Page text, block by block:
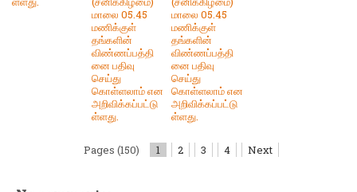
மாலை 05.45
மணிக்குள்
தங்களின்
விண்ணப்பத்தி
னை பதிவு
செய்து
கொள்ளலாம் என
அறிவிக்கப்பட்டு
ள்ளது.
மாலை 05.45
மணிக்குள்
தங்களின்
விண்ணப்பத்தி
னை பதிவு
செய்து
கொள்ளலாம் என
அறிவிக்கப்பட்டு
ள்ளது.
Pages (150) 1 2 3 4 Next